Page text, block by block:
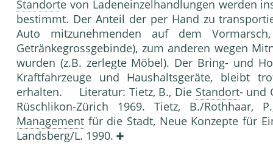
Standorte von Ladeneinzelhandlungen werden
bestimmt. Der Anteil der per Hand zu
Auto mitzunehmenden auf dem
Getränkegrossgebinde), zum anderen wegen
wurden (z.B. zerlegte Möbel). Der Bring- und
Kraftfahrzeuge und Haushaltsgeräte, bleibt
erhalten. Literatur: Tietz, B., Die Standort- und
Rüschlikon-Zürich 1969. Tietz, B./Rothhaar,
Management für die Stadt, Neue Konzepte für
Landsberg/L. 1990.